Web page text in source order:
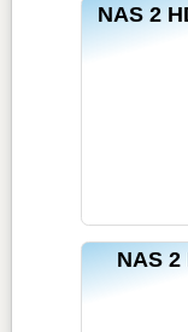
NAS 2
NAS